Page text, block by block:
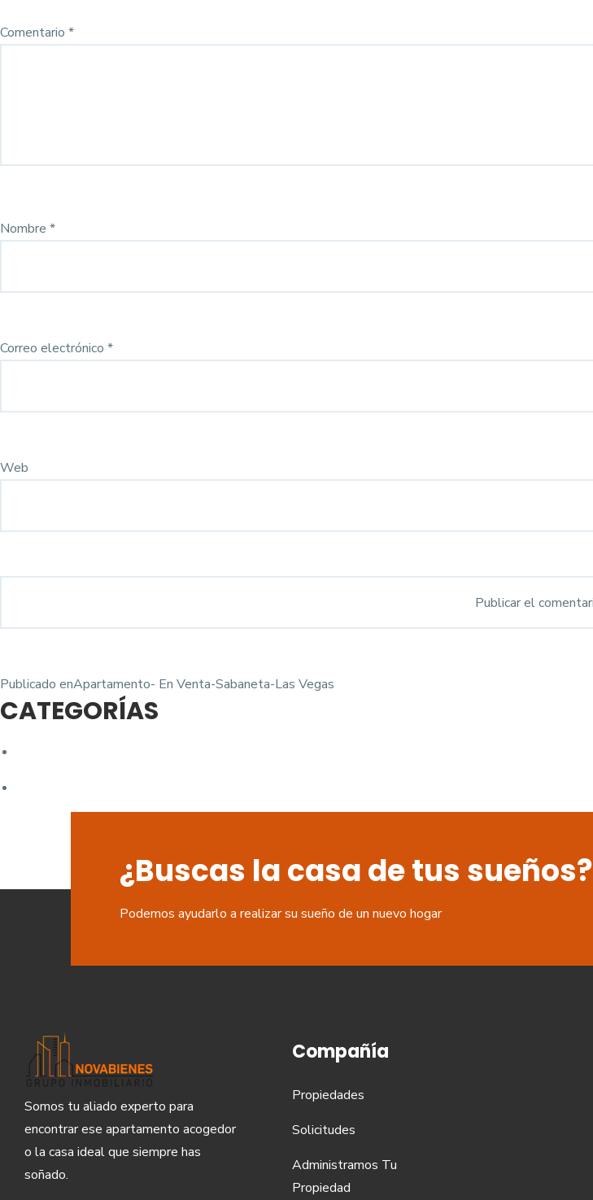
Comentario *
Nombre *
Correo electrónico *
Web
Navegación
de
entradas
Publicado enApartamento- En Venta-Sabaneta-Las Vegas
CATEGORÍAS
¿Buscas la casa de tus sueños?
Podemos ayudarlo a realizar su sueño de un nuevo hogar
Somos tu aliado experto para
encontrar ese apartamento acogedor
o la casa ideal que siempre has
soñado.
Compañía
Propiedades
Solicitudes
Administramos Tu
Propiedad